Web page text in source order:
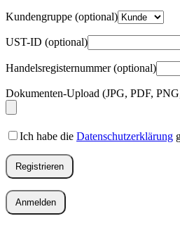
Kundengruppe (optional)
UST-ID (optional)
Handelsregisternummer(optional)
Dokumenten-Upload (JPG, PDF,
Ich habe die Datenschutzerklärung
Registrieren
Anmelden